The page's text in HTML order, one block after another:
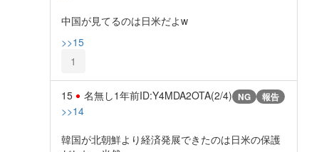
中国が見てるのは日米だよw
>>15
1
15 名無し1年前ID:Y4MDA2OTA(2/4) NG 報告
>>14
韓国が北朝鮮より経済発展できたのは日米の保護